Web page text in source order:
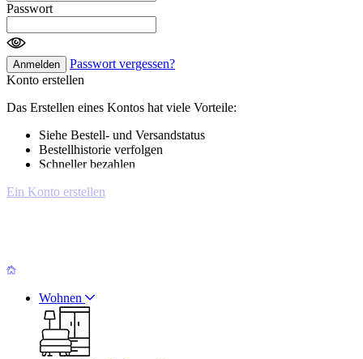
Passwort
Anmelden
Passwort vergessen?
Konto erstellen
Das Erstellen eines Kontos hat viele Vorteile:
Siehe Bestell- und Versandstatus
Bestellhistorie verfolgen
Schneller bezahlen
Ein Konto erstellen
Wohnen